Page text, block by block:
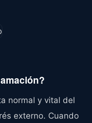
normal y vital del
externo. Cuando